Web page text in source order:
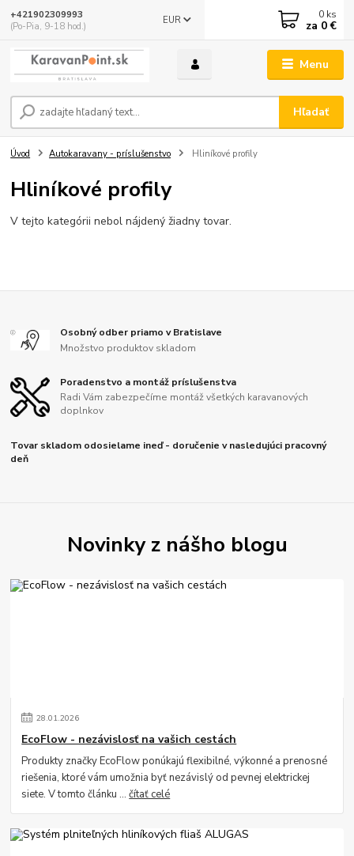
Menu
EUR
Hľadať
+421902309993
(Po-Pia, 9-18 hod.)
0 ks
za 0 €
Úvod Autokaravany - príslušenstvo Hliníkové profily
Hliníkové profily
V tejto kategórii nebol nájdený žiadny tovar.
Osobný odber priamo v Bratislave
Množstvo produktov skladom
Poradenstvo a montáž príslušenstva
Radi Vám zabezpečíme montáž všetkých karavanových
doplnkov
Tovar skladom odosielame ineď - doručenie v nasledujúci pracovný
deň
Novinky z nášho blogu
28.01.2026
EcoFlow - nezávislosť na vašich cestách
Produkty značky EcoFlow ponúkajú flexibilné, výkonné a prenosné
riešenia, ktoré vám umožnia byť nezávislý od pevnej elektrickej
siete. V tomto článku ...čítať celé